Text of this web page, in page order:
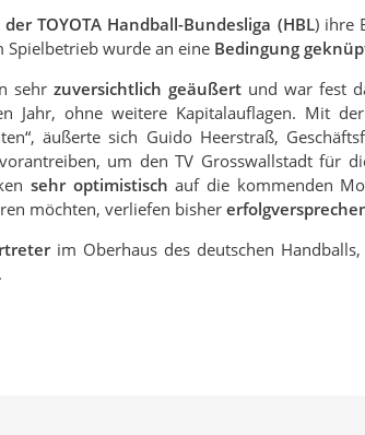
TOYOTA Handball-Bundesliga (HBL) ihre
Spielbetrieb wurde an eine Bedingung
sehr zuversichtlich geäußert und war fest
Jahr, ohne weitere Kapitalauflagen. Mit
äußerte sich Guido Heerstraß,
um den TV Grosswallstadt für
sehr optimistisch auf die kommenden
möchten, verliefen bisher
im Oberhaus des deutschen